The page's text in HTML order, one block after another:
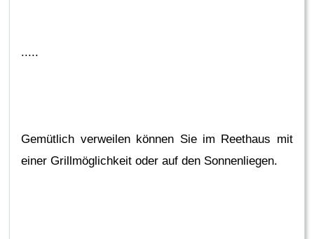
.....
Gemütlich verweilen können Sie im Reethaus mit
einer Grillmöglichkeit oder auf den Sonnenliegen.